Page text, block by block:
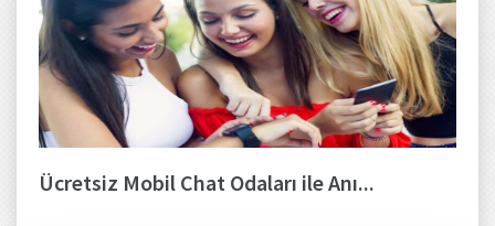
Ücretsiz Mobil Chat Odaları ile Anı...